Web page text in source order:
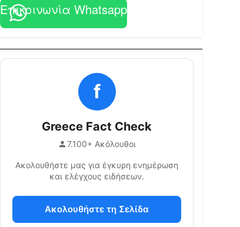
Επικοινωνία Whatsapp
f
Greece Fact Check
7.100+ Ακόλουθοι
Ακολουθήστε μας για έγκυρη ενημέρωση
και ελέγχους ειδήσεων.
Ακολουθήστε τη Σελίδα